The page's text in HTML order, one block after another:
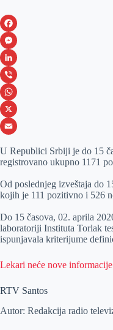
F
a
c
e
b
o
k
M
e
s
s
e
g
r
L
i
n
k
d
n
V
i
b
r
W
h
t
A
p
p
X
m
i
l
U Republici Srbiji je do 15
registrovano ukupno 1171
Od poslednjeg izveštaja do
kojih je 111 pozitivno i 526
Do 15 časova, 02. aprila
laboratoriji Instituta Torlak
ispunjavala kriterijume
Lekari neće nove
RTV Santos
Autor: Redakcija radio